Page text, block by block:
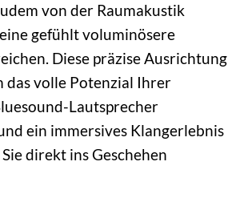
von der Raumakustik
gefühlt voluminösere
Diese präzise Ausrichtung
das volle Potenzial Ihrer
Lautsprecher
ein immersives Klangerlebnis
direkt ins Geschehen